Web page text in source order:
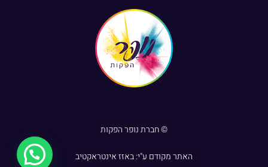
© חברת נופר הפקות
האתר מקודם ע"י:באזז אינטראקטיב